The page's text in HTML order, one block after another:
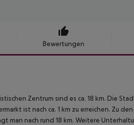
Bewertungen
Zentrum sind es ca. 18 km. Die
ist nach ca. 1 km zu erreichen. Zu
man nach rund 18 km. Weitere